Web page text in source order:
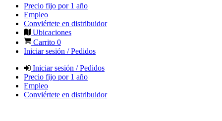
Precio fijo por 1 año
Empleo
Conviértete en distribuidor
Ubicaciones
Carrito 0
Iniciar sesión / Pedidos
Iniciar sesión / Pedidos
Precio fijo por 1 año
Empleo
Conviértete en distribuidor